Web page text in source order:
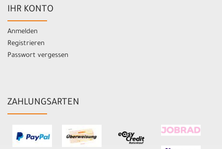
IHR KONTO
Anmelden
Registrieren
Passwort vergessen
ZAHLUNGSARTEN